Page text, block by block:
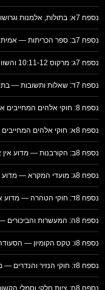
נספח 7א: בתולות, אלמנות וגרושות: הנישואין שה׳ מקבל
נספח 7ב: ספר הכריתות — אמיתות ומיתוסים
נספח 7ג: מרקוס 10:11-12 והשוויון המדומה בניאוף
נספח 7ד: שאלות ותשובות — בתולות, אלמנות וגרושות
נספח 8: חוקי אלהים המחייבים את המקדש
נספח 8א: חוקי אלהים המחייבים את המקדש
נספח 8ב: הקורבנות — מדוע אין אפשרות לקיימם כיום
נספח 8ג: מועדי המקרא — מדוע אין אפשרות לקיים אף אחד מהם כיום
נספח 8ד: חוקי הטהרה — מדוע אין אפשרות לקיימם ללא המקדש
נספח 8ה: המעשרות והביכורים — מדוע אין אפשרות לקיימם כיום
נספח 8ו: טקס הקומיון — הסעודה האחרונה של ישוע הייתה פסח
נספח 8ז: חוקי הנזיר והנדרים — מדוע אין אפשרות לקיימם כיום
נספח 8ח: ציות חלקי וסמלי הקשור למקדש